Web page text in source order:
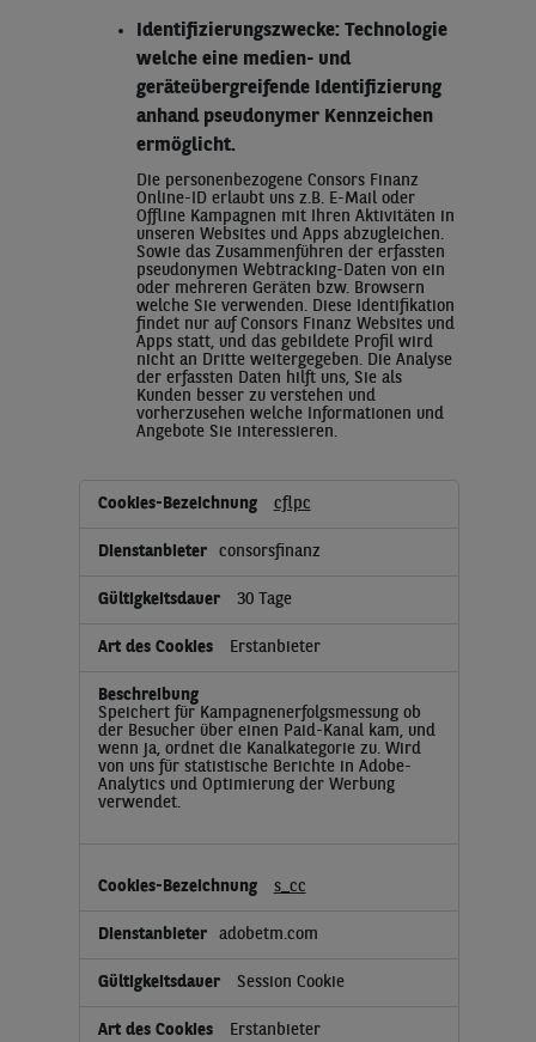
Identifizierungszwecke: Technologie
welche eine medien- und
geräteübergreifende Identifizierung
anhand pseudonymer Kennzeichen
ermöglicht.
Die personenbezogene Consors Finanz
Online-ID erlaubt uns z.B. E-Mail oder
Offline Kampagnen mit Ihren Aktivitäten in
unseren Websites und Apps abzugleichen.
Sowie das Zusammenführen der erfassten
pseudonymen Webtracking-Daten von ein
oder mehreren Geräten bzw. Browsern
welche Sie verwenden. Diese Identifikation
findet nur auf Consors Finanz Websites und
Apps statt, und das gebildete Profil wird
nicht an Dritte weitergegeben. Die Analyse
der erfassten Daten hilft uns, Sie als
Kunden besser zu verstehen und
vorherzusehen welche Informationen und
Angebote Sie interessieren.
cflpc
consorsfinanz
30 Tage
Erstanbieter
Speichert für Kampagnenerfolgsmessung ob
der Besucher über einen Paid-Kanal kam, und
wenn ja, ordnet die Kanalkategorie zu. Wird
von uns für statistische Berichte in Adobe-
Analytics und Optimierung der Werbung
verwendet.
s_cc
adobetm.com
Session Cookie
Erstanbieter